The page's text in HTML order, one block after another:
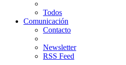
Todos
Comunicación
Contacto
Newsletter
RSS Feed